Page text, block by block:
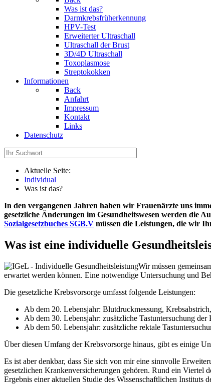
Was ist das?
Darmkrebsfrüherkennung
HPV-Test
Erweiterter Ultraschall
Ultraschall der Brust
3D/4D Ultraschall
Toxoplasmose
Streptokokken
Informationen
Back
Anfahrt
Impressum
Kontakt
Links
Datenschutz
Aktuelle Seite:
Individual
Was ist das?
In den vergangenen Jahren haben wir Frauenärzte uns
gesetzliche Änderungen im Gesundheitswesen werden die
Sozialgesetzbuches SGB.V müssen die Leistungen, die wir
Was ist eine individuelle
Wir müssen
erwartet werden können. Eine notwendige Untersuchung und
Die gesetzliche Krebsvorsorge umfasst folgende Leistungen:
Ab dem 20. Lebensjahr: Blutdruckmessung,
Ab dem 30. Lebensjahr: zusätzliche Tastuntersuchung der
Ab dem 50. Lebensjahr: zusätzliche rektale
Über diesen Umfang der Krebsvorsorge hinaus, gibt es einige
Es ist aber denkbar, dass Sie sich von mir eine sinnvolle
gesetzlichen Krankenversicherungen gehören. Rund ein Viertel
Ergebnis einer aktuellen Studie des Wissenschaftlichen Instituts